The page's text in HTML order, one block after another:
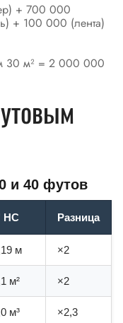
+ 700 000
+ 100 000 (лента)
30 м² = 2 000 000
и 40 футов
HC Разница
м ×2
м² ×2
м³ ×2,3